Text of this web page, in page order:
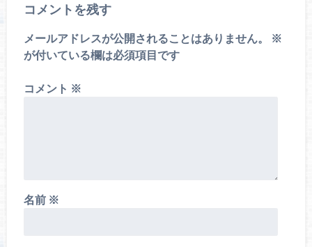
コメントを残す
メールアドレスが公開されることはありません。
※
が付いている欄は必須項目です
コメント ※
名前 ※